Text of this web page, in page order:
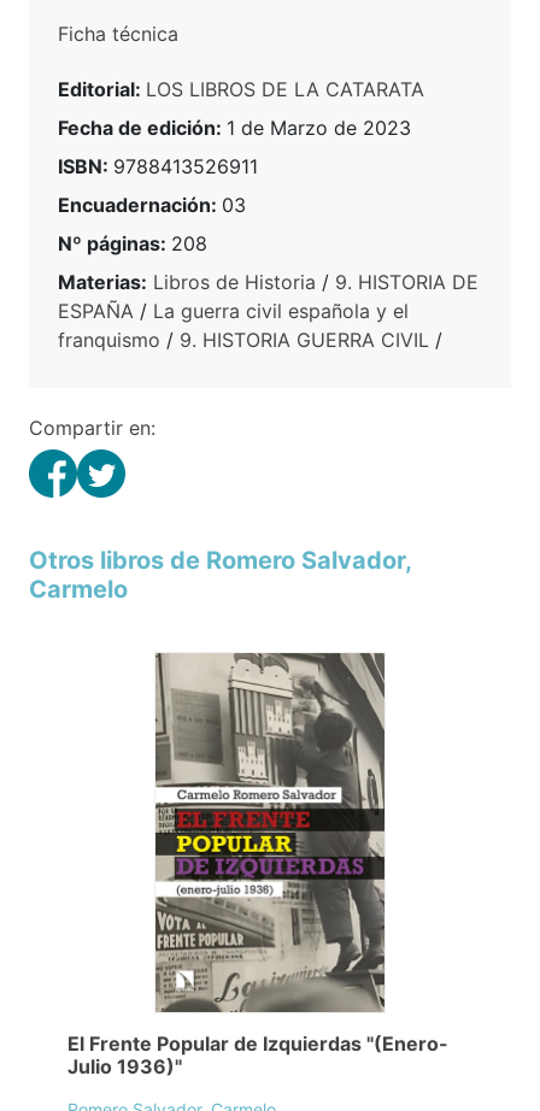
Ficha técnica
Editorial: LOS LIBROS DE LA CATARATA
Fecha de edición: 1 de Marzo de 2023
ISBN: 9788413526911
Encuadernación: 03
Nº páginas: 208
Materias: Libros de Historia / 9. HISTORIA DE
ESPAÑA / La guerra civil española y el
franquismo / 9. HISTORIA GUERRA CIVIL /
Compartir en:
Otros libros de Romero Salvador,
Carmelo
El Frente Popular de Izquierdas "(Enero-
Julio 1936)"